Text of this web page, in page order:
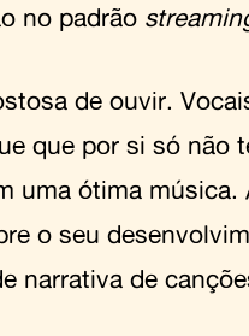
no padrão
de ouvir.
que por si só não
uma ótima música.
o seu
narrativa de